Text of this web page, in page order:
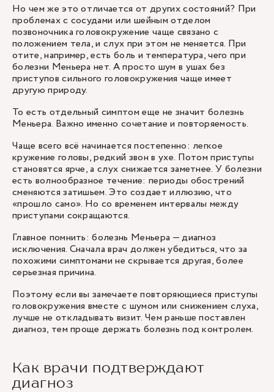
Но чем же это отличается от других состояний? При
проблемах с сосудами или шейным отделом
позвоночника головокружение чаще связано с
положением тела, и слух при этом не меняется. При
отите, например, есть боль и температура, чего при
болезни Меньера нет. А просто шум в ушах без
приступов сильного головокружения чаще имеет
другую природу.
То есть отдельный симптом еще не значит болезнь
Меньера. Важно именно сочетание и повторяемость.
Чаще всего всё начинается постепенно: легкое
кружение головы, редкий звон в ухе. Потом приступы
становятся ярче, а слух снижается заметнее. У болезни
есть волнообразное течение: периоды обострений
сменяются затишьем. Это создает иллюзию, что
«прошло само». Но со временем интервалы между
приступами сокращаются.
Главное помнить: болезнь Меньера — диагноз
исключения. Сначала врач должен убедиться, что за
похожими симптомами не скрывается другая, более
серьезная причина.
Поэтому если вы замечаете повторяющиеся приступы
головокружения вместе с шумом или снижением слуха,
лучше не откладывать визит. Чем раньше поставлен
диагноз, тем проще держать болезнь под контролем.
Как врачи подтверждают
диагноз